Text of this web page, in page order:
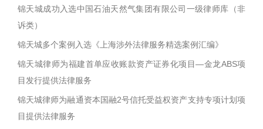
锦天城成功入选中国石油天然气集团有限公司一级律师库（非
诉类）
锦天城多个案例入选《上海涉外法律服务精选案例汇编》
锦天城律师为福建首单应收账款资产证券化项目—金龙ABS项
目发行提供法律服务
锦天城律师为融通资本国融2号信托受益权资产支持专项计划项
目提供法律服务